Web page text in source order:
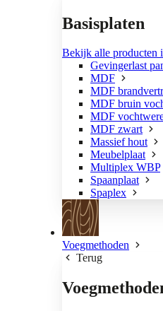
Basisplaten
Bekijk alle producten
Gevingerlast
MDF
MDF
MDF bruin
MDF
MDF zwart
Massief hout
Meubelplaat
Multiplex WBP
Spaanplaat
Spaplex
Voegmethoden
Terug